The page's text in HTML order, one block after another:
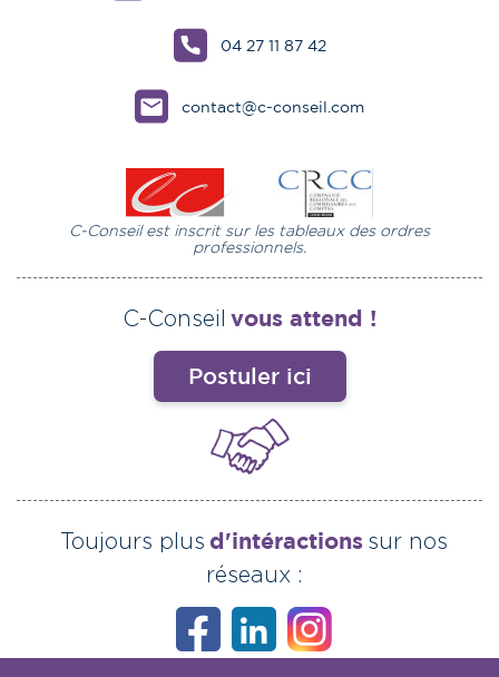
04 27 11 87 42
contact@c-conseil.com
C-Conseil est inscrit sur les tableaux des ordres
professionnels.
C-Conseil vous attend !
Postuler ici
Toujours plus d'intéractions sur nos
réseaux :